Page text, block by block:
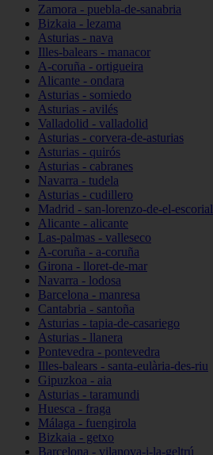
Zamora - puebla-de-sanabria
Bizkaia - lezama
Asturias - nava
Illes-balears - manacor
A-coruña - ortigueira
Alicante - ondara
Asturias - somiedo
Asturias - avilés
Valladolid - valladolid
Asturias - corvera-de-asturias
Asturias - quirós
Asturias - cabranes
Navarra - tudela
Asturias - cudillero
Madrid - san-lorenzo-de-el-escorial
Alicante - alicante
Las-palmas - valleseco
A-coruña - a-coruña
Girona - lloret-de-mar
Navarra - lodosa
Barcelona - manresa
Cantabria - santoña
Asturias - tapia-de-casariego
Asturias - llanera
Pontevedra - pontevedra
Illes-balears - santa-eulària-des-riu
Gipuzkoa - aia
Asturias - taramundi
Huesca - fraga
Málaga - fuengirola
Bizkaia - getxo
Barcelona - vilanova-i-la-geltrú